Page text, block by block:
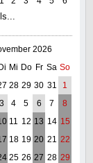
2026
Di Mi Do Fr Sa So
28 29 30 31
1
3 4 5 6 7
8
11 12 13 14 15
18 19 20 21 22
25 26 27 28 29